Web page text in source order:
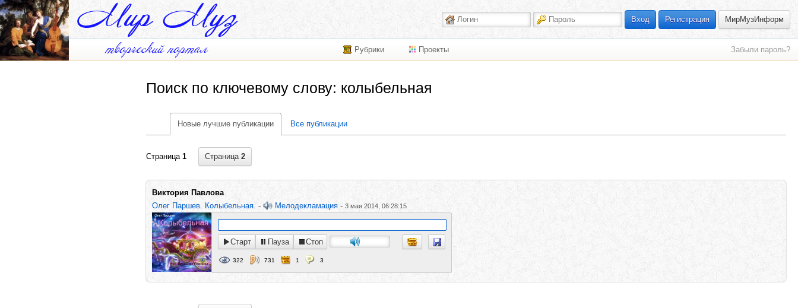
Вход Регистрация МирМузИнформ
Рубрики Проекты Забыли пароль?
Поиск по ключевому слову: колыбельная
Новые лучшие публикации Все публикации
Страница 1 Страница 2
Виктория Павлова
Олег Паршев. Колыбельная. - Мелодекламация - 3 мая 2014, 06:28:15
Старт Пауза Стоп
322 731 1 3